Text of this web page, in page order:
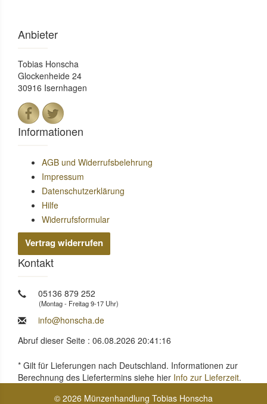
Anbieter
Tobias Honscha
Glockenheide 24
30916 Isernhagen
Informationen
AGB und Widerrufsbelehrung
Impressum
Datenschutzerklärung
Hilfe
Widerrufsformular
Vertrag widerrufen
Kontakt
05136 879 252
(Montag - Freitag 9-17 Uhr)
info@honscha.de
Abruf dieser Seite : 06.08.2026 20:41:16
* Gilt für Lieferungen nach Deutschland. Informationen zur
Berechnung des Liefertermins siehe hier Info zur Lieferzeit.
© 2026 Münzenhandlung Tobias Honscha